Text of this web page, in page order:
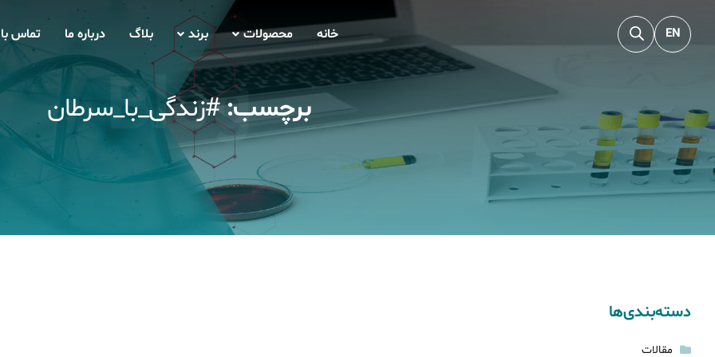
EN خانه محصولات برند بلاگ درباره ما تماس
Blogبرچسب:#زندگی_با_سرطان
دسته‌بندی‌ها
مقالات